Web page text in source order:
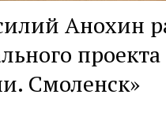
Анохин
Смоленск»